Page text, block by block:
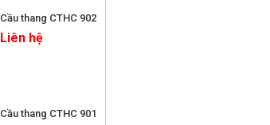
Cầu thang CTHC 902
Liên hệ
Cầu thang CTHC 901